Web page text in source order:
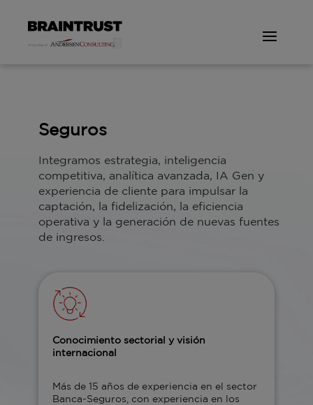
Seguros
Integramos estrategia, inteligencia
competitiva, analítica avanzada, IA Gen y
experiencia de cliente para impulsar la
captación, la fidelización, la eficiencia
operativa y la generación de nuevas fuentes
de ingresos.
Conocimiento sectorial y visión
internacional
Más de 15 años de experiencia en el sector
Banca-Seguros, con experiencia en los